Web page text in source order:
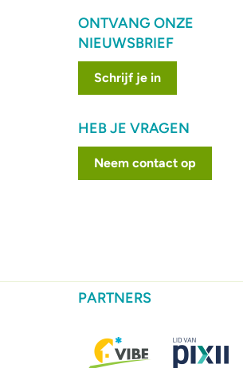
ONTVANG ONZE
NIEUWSBRIEF
Schrijf je in
HEB JE VRAGEN
Neem contact op
PARTNERS